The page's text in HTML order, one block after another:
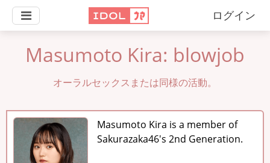
ログイン
Masumoto Kira: blowjob
オーラルセックスまたは同様の活動。
Masumoto Kira is a member of
Sakurazaka46's 2nd Generation.